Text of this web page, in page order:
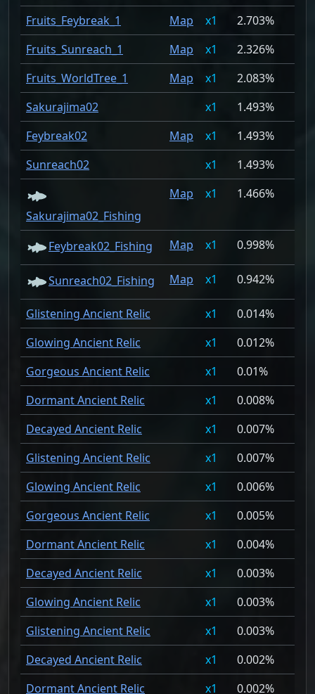
Fruits_Feybreak_1
Map 1
2.703%
Fruits_Sunreach_1
Map 1
2.326%
Fruits_WorldTree_1
Map 1
2.083%
Sakurajima02
1
1.493%
Feybreak02
Map 1
1.493%
Sunreach02
1 1.493%
Sakurajima02_Fishing
Map 1 1.466%
Feybreak02_Fishing Map 1 0.998%
Sunreach02_Fishing Map 1 0.942%
Glistening Ancient Relic 1
0.014%
Glowing Ancient Relic
1
0.012%
Gorgeous Ancient Relic
1
0.01%
Dormant Ancient Relic
1
0.008%
Decayed Ancient Relic
1
0.007%
Glistening Ancient Relic
1
0.007%
Glowing Ancient Relic
1
0.006%
Gorgeous Ancient Relic
1
0.005%
Dormant Ancient Relic
1
0.004%
Decayed Ancient Relic
1
0.003%
Glowing Ancient Relic
1
0.003%
Glistening Ancient Relic
1
0.003%
Decayed Ancient Relic
1
0.002%
Dormant Ancient Relic
1 0.002%